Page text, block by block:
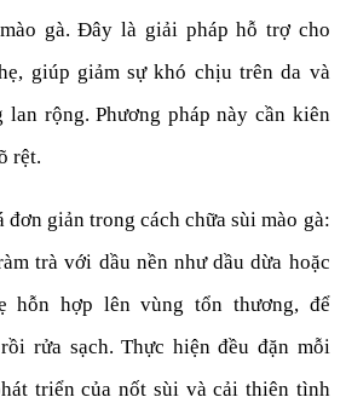
gà. Đây là giải pháp hỗ trợ cho
giúp giảm sự khó chịu trên da và
lan rộng. Phương pháp này cần kiên
rệt.
giản trong cách chữa sùi mào gà:
trà với dầu nền như dầu dừa hoặc
hỗn hợp lên vùng tổn thương, để
rửa sạch. Thực hiện đều đặn mỗi
triển của nốt sùi và cải thiện tình